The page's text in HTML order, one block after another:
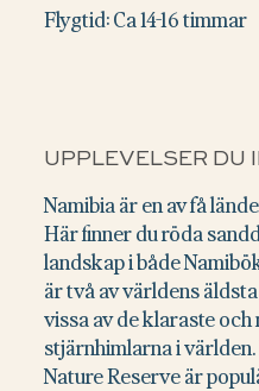
UPPLEVELSER DU
Namibia är en av få
Här finner du röda
landskap i både
är två av världens
vissa av de klaraste
stjärnhimlarna i
Nature Reserve är
Flygtid: Ca 14-16 timmar